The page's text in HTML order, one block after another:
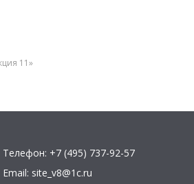
11»
Телефон: +7 (495) 737-92-57
Email: site_v8@1c.ru